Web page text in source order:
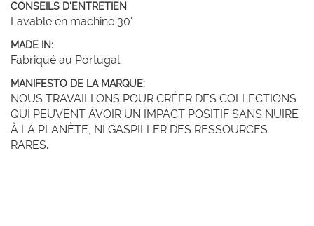
CONSEILS D'ENTRETIEN
Lavable en machine 30°
MADE IN:
Fabriqué au Portugal
MANIFESTO DE LA MARQUE:
NOUS TRAVAILLONS POUR CRÉER DES COLLECTIONS
QUI PEUVENT AVOIR UN IMPACT POSITIF SANS NUIRE
À LA PLANÈTE, NI GASPILLER DES RESSOURCES
RARES.